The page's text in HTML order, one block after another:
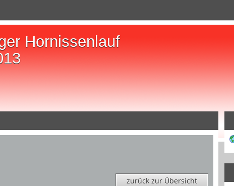
Hornissenlauf
zurück zur Übersicht